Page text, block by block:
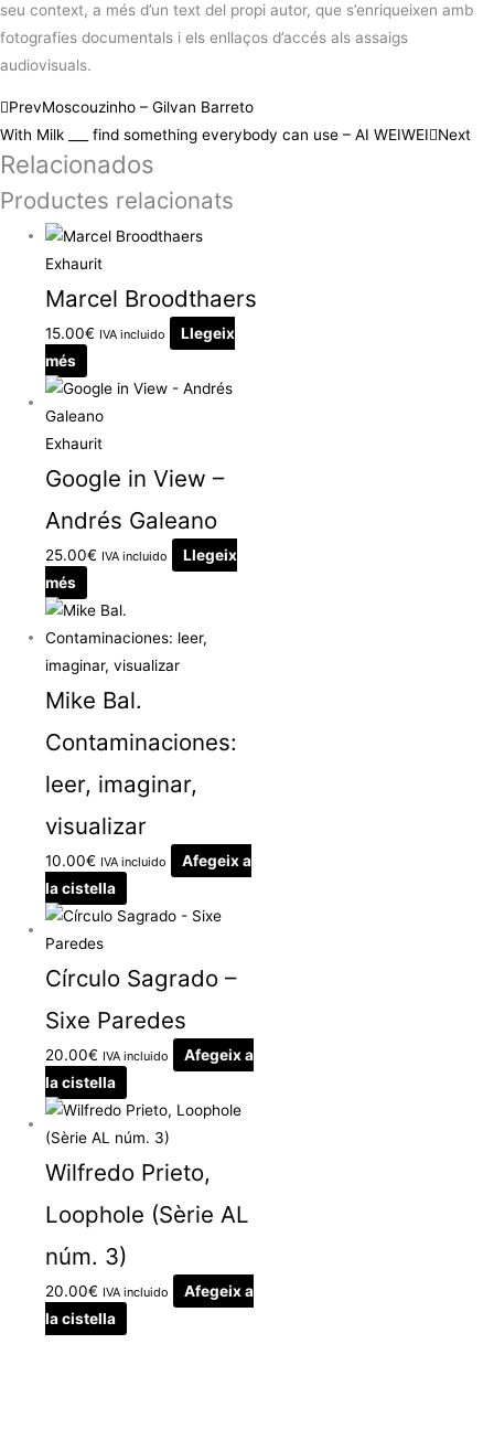
seu context, a més d’un text del propi autor, que s’enriqueixen amb
fotografies documentals i els enllaços d’accés als assaigs
audiovisuals.
PrevMoscouzinho – Gilvan Barreto
With Milk ___ find something everybody can use – AI WEIWEI
Next
Relacionados
Productes relacionats
Exhaurit
Marcel Broodthaers
15.00€ IVA incluido
Llegeix
més
Exhaurit
Google in View –
Andrés Galeano
25.00€ IVA incluido
Llegeix
més
Mike Bal.
Contaminaciones:
leer, imaginar,
visualizar
10.00€ IVA incluido
Afegeix a
la cistella
Círculo Sagrado –
Sixe Paredes
20.00€ IVA incluido
Afegeix a
la cistella
Wilfredo Prieto,
Loophole (Sèrie AL
núm. 3)
20.00€ IVA incluido
Afegeix a
la cistella